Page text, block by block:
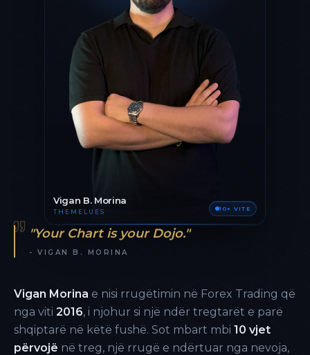
Vigan B. Morina
THEMELUES 10+ VITE
"Your Chart is your Dojo."
- VIGAN B. MORINA
Vigan Morina e nisi rrugëtimin në Forex Trading që
nga viti 2016, i njohur si një ndër tregtarët e parë
shqiptarë në këtë fushë. Sot mbart mbi 10 vjet
përvojë në treg, një rrugë e ndërtuar nga nevoja,